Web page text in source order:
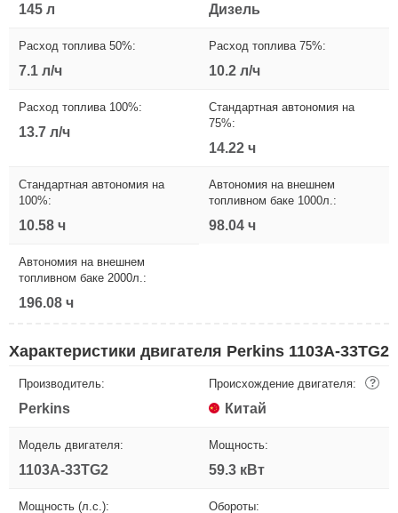
145 л Дизель
Расход топлива 50%:
7.1 л/ч
Расход топлива 75%:
10.2 л/ч
Расход топлива 100%:
13.7 л/ч
Стандартная автономия на
75%:
14.22 ч
Стандартная автономия на
100%:
10.58 ч
Автономия на внешнем
топливном баке 1000л.:
98.04 ч
Автономия на внешнем
топливном баке 2000л.:
196.08 ч
Характеристики двигателя Perkins 1103A-33TG2
Производитель:
Perkins
Происхождение двигателя: ?
Китай
Модель двигателя:
1103A-33TG2
Мощность:
59.3 кВт
Мощность (л.с.): Обороты: